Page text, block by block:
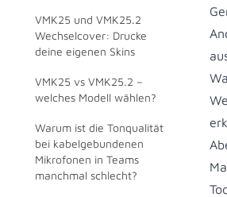
VMK25 und VMK25.2
Wechselcover: Drucke
deine eigenen Skins
VMK25 vs VMK25.2 –
welches Modell wählen?
Warum ist die Tonqualität
bei kabelgebundenen
Mikrofonen in Teams
manchmal schlecht?